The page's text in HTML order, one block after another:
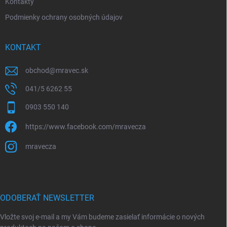
Podmienky ochrany osobných údajov
KONTAKT
obchod@mravec.sk
041/5 6262 55
0903 550 140
https://www.facebook.com/mravecza
mravecza
ODOBERAŤ NEWSLETTER
Vložte svoj e-mail a my Vám budeme zasielať informácie o nových